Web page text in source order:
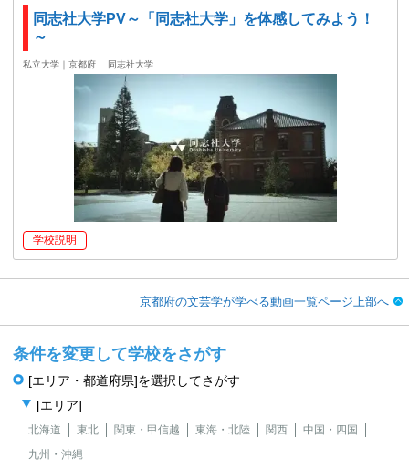
同志社大学PV～「同志社大学」を体感してみよう！
～
私立大学｜京都府 同志社大学
学校説明
京都府の文芸学が学べる動画一覧ページ上部へ
条件を変更して学校をさがす
[エリア・都道府県]を選択してさがす
[エリア]
北海道 東北 関東・甲信越 東海・北陸 関西
中国・四国
九州・沖縄